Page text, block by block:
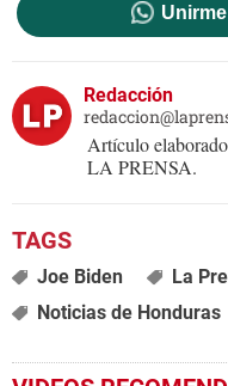
Redacción
Artículo
LA PRENSA.
Joe Biden
La
Noticias de Honduras